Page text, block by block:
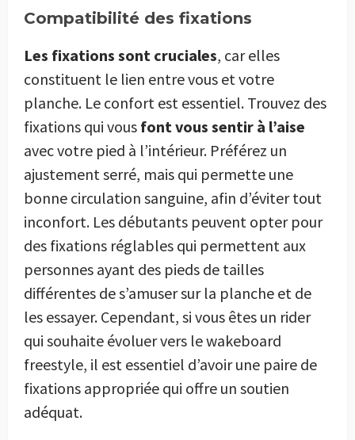
Compatibilité des fixations
Les fixations sont cruciales, car elles
constituent le lien entre vous et votre
planche. Le confort est essentiel. Trouvez des
fixations qui vous font vous sentir à l’aise
avec votre pied à l’intérieur. Préférez un
ajustement serré, mais qui permette une
bonne circulation sanguine, afin d’éviter tout
inconfort. Les débutants peuvent opter pour
des fixations réglables qui permettent aux
personnes ayant des pieds de tailles
différentes de s’amuser sur la planche et de
les essayer. Cependant, si vous êtes un rider
qui souhaite évoluer vers le wakeboard
freestyle, il est essentiel d’avoir une paire de
fixations appropriée qui offre un soutien
adéquat.